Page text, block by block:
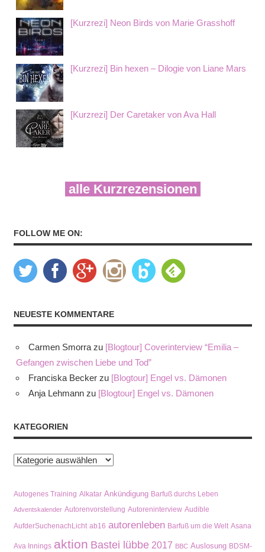
[Kurzrezi] Neon Birds von Marie Grasshoff
[Kurzrezi] Bin hexen – Dilogie von Liane Mars
[Kurzrezi] Der Caretaker von Ava Hall
alle Kurzrezensionen
FOLLOW ME ON:
NEUESTE KOMMENTARE
Carmen Smorra zu [Blogtour] Coverinterview “Emilia –
Gefangen zwischen Liebe und Tod”
Franciska Becker zu [Blogtour] Engel vs. Dämonen
Anja Lehmann zu [Blogtour] Engel vs. Dämonen
KATEGORIEN
Kategorien
Autogenes Training Alkatar Ankündigung Barfuß durchs Leben
Adventskalender Autorenvorstellung Autoreninterview Audible
AufderSuchenachLicht ab16 autorenleben Barfuß um die Welt Asana
Ava Innings aktion Bastei lübbe 2017 BBC Auslosung BDSM-